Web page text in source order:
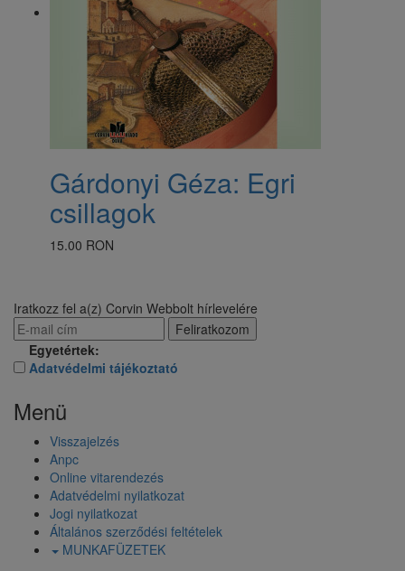
Gárdonyi Géza: Egri
csillagok
15.00 RON
Iratkozz fel a(z) Corvin Webbolt hírlevelére
Egyetértek:
Adatvédelmi tájékoztató
Menü
Visszajelzés
Anpc
Online vitarendezés
Adatvédelmi nyilatkozat
Jogi nyilatkozat
Általános szerződési feltételek
MUNKAFÜZETEK